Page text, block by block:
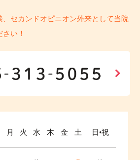
、セカンドオピニオン外来として当院
い！
月 火 水 木 金 土 日•祝